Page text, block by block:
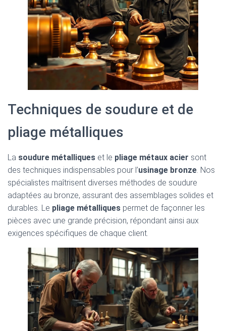
Techniques de soudure et de
pliage métalliques
La soudure métalliques et le pliage métaux acier sont
des techniques indispensables pour l’usinage bronze. Nos
spécialistes maîtrisent diverses méthodes de soudure
adaptées au bronze, assurant des assemblages solides et
durables. Le pliage métalliques permet de façonner les
pièces avec une grande précision, répondant ainsi aux
exigences spécifiques de chaque client.